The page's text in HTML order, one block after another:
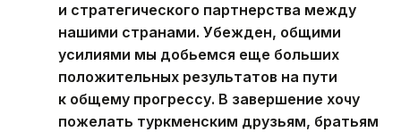
и стратегического партнерства между
нашими странами. Убежден, общими
усилиями мы добьемся еще больших
положительных результатов на пути
к общему прогрессу. В завершение хочу
пожелать туркменским друзьям, братьям